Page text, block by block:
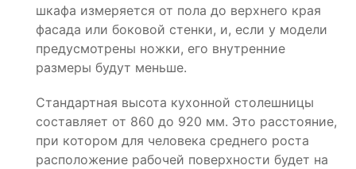
шкафа измеряется от пола до верхнего края
фасада или боковой стенки, и, если у модели
предусмотрены ножки, его внутренние
размеры будут меньше.
Стандартная высота кухонной столешницы
составляет от 860 до 920 мм. Это расстояние,
при котором для человека среднего роста
расположение рабочей поверхности будет на